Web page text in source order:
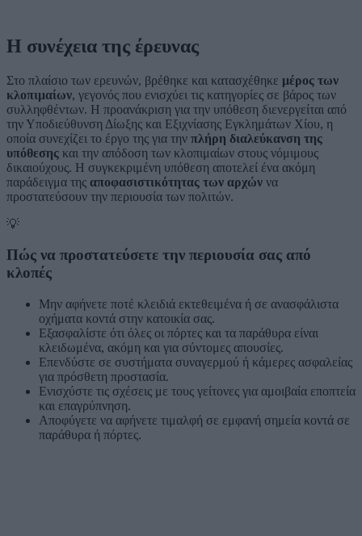
Η συνέχεια της έρευνας
Στο πλαίσιο των ερευνών, βρέθηκε και κατασχέθηκε μέρος των
κλοπιμαίων, γεγονός που ενισχύει τις κατηγορίες σε βάρος των
συλληφθέντων. Η προανάκριση για την υπόθεση διενεργείται από
την Υποδιεύθυνση Δίωξης και Εξιχνίασης Εγκλημάτων Χίου, η
οποία συνεχίζει το έργο της για την πλήρη διαλεύκανση της
υπόθεσης και την απόδοση των κλοπιμαίων στους νόμιμους
δικαιούχους. Η συγκεκριμένη υπόθεση αποτελεί ένα ακόμη
παράδειγμα της αποφασιστικότητας των αρχών να
προστατεύσουν την περιουσία των πολιτών.
💡
Πώς να προστατεύσετε την περιουσία σας από
κλοπές
Μην αφήνετε ποτέ κλειδιά εκτεθειμένα ή σε ανασφάλιστα
οχήματα κοντά στην κατοικία σας.
Εξασφαλίστε ότι όλες οι πόρτες και τα παράθυρα είναι
κλειδωμένα, ακόμη και για σύντομες απουσίες.
Επενδύστε σε συστήματα συναγερμού ή κάμερες ασφαλείας
για πρόσθετη προστασία.
Ενισχύστε τις σχέσεις με τους γείτονες για αμοιβαία εποπτεία
και επαγρύπνηση.
Αποφύγετε να αφήνετε τιμαλφή σε εμφανή σημεία κοντά σε
παράθυρα ή πόρτες.